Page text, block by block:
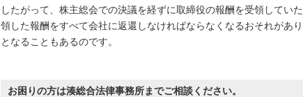
したがって、株主総会での決議を経ずに取締役の報酬を受領してい
領した報酬をすべて会社に返還しなければならなくなるおそれがあ
となることもあるのです。
お困りの方は湊総合法律事務所までご相談ください。